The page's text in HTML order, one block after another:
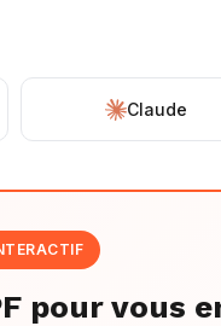
Claude
pour vous